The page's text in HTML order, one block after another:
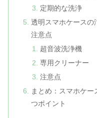
定期的な洗浄
透明スマホケースの
注意点
超音波洗浄機
専用クリーナー
注意点
まとめ：スマホケ
つポイント